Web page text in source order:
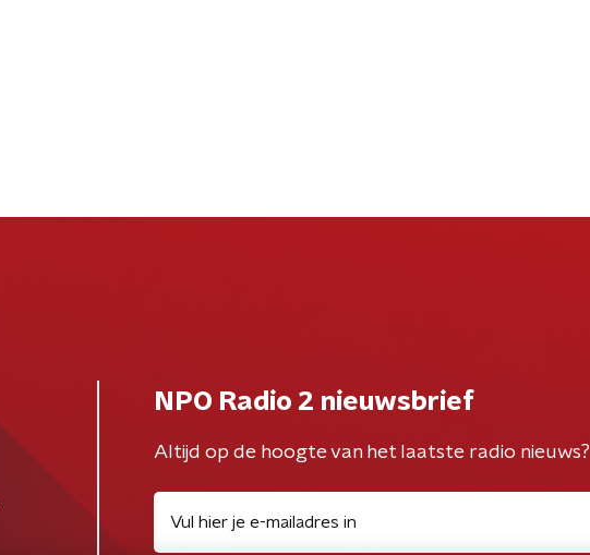
NPO Radio 2 nieuwsbrief
Altijd op de hoogte van het laatste radio nieuws?